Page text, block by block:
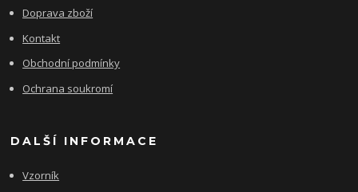
Doprava zboží
Kontakt
Obchodní podmínky
Ochrana soukromí
DALŠÍ INFORMACE
Vzorník